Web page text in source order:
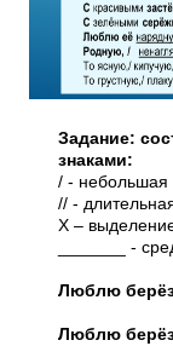
Задание:
знаками:
/ - небольшая
// -
Х –
_______ -
Люблю
Люблю